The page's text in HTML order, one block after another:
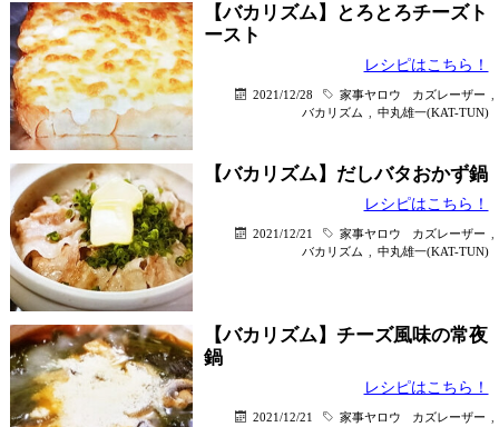
【バカリズム】とろとろチーズト
ースト
レシピはこちら！
2021/12/28 家事ヤロウ カズレーザー
バカリズム
中丸雄一(KAT-TUN)
【バカリズム】だしバタおかず鍋
レシピはこちら！
2021/12/21 家事ヤロウ カズレーザー
バカリズム
中丸雄一(KAT-TUN)
【バカリズム】チーズ風味の常夜
鍋
レシピはこちら！
2021/12/21 家事ヤロウ カズレーザー